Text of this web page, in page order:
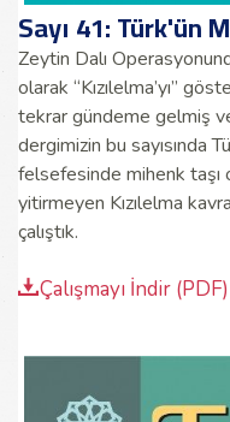
Sayı 41: Türk'ün
Zeytin Dalı
olarak “Kızılelma’yı”
tekrar gündeme gelmiş
dergimizin bu sayısında
felsefesinde mihenk taşı
yitirmeyen Kızılelma
çalıştık.
Çalışmayı İndir (PDF)